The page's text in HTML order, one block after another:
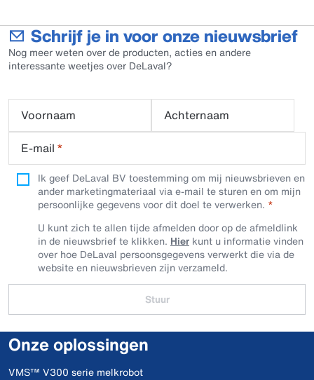
Schrijf je in voor onze nieuwsbrief
Nog meer weten over de producten, acties en andere
interessante weetjes over DeLaval?
Voornaam
Achternaam
E-mail *
Ik geef DeLaval BV toestemming om mij nieuwsbrieven en
ander marketingmateriaal via e-mail te sturen en om mijn
persoonlijke gegevens voor dit doel te verwerken.
U kunt zich te allen tijde afmelden door op de afmeldlink
in de nieuwsbrief te klikken. Hier kunt u informatie vinden
over hoe DeLaval persoonsgegevens verwerkt die via de
website en nieuwsbrieven zijn verzameld.
Stuur
Onze oplossingen
VMS™ V300 serie melkrobot